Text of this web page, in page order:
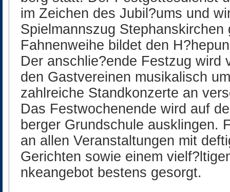
im Zeichen des Jubil?ums und
Spielmannszug Stephanskirchen
Fahnenweihe bildet den
Der anschlie?ende Festzug wird
den Gastvereinen musikalisch
zahlreiche Standkonzerte an
Das Festwochenende wird auf
berger Grundschule ausklingen.
an allen Veranstaltungen mit
Gerichten sowie einem
nkeangebot bestens gesorgt.